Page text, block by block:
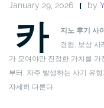
January 29, 2026 by
카 지노 후기 사
경험, 보상 사
가 모여야만 진정한 가치를
부터, 자주 발생하는 사기 유
자세히 다룬다.